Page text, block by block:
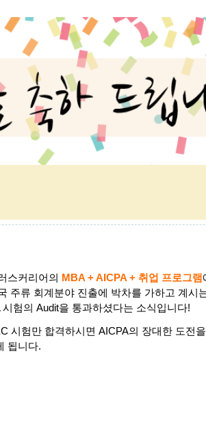
스커리어의 MBA + AICPA + 취업 프로그램
주류 회계분야 진출에 박차를 가하고 계시
시험의 Audit을 통과하셨다는 소식입니다!
시험만 합격하시면 AICPA의 장대한 도전
됩니다.